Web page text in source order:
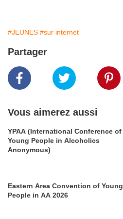
#JEUNES #sur internet
Partager
Vous aimerez aussi
YPAA (International Conference of
Young People in Alcoholics
Anonymous)
Eastern Area Convention of Young
People in AA 2026